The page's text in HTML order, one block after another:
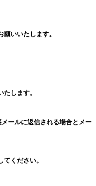
いいたします。
します。
ールに返信される場合とメー
ください。